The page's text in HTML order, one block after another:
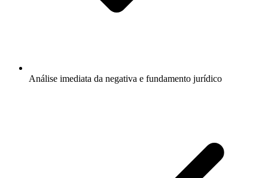
Análise imediata da negativa e fundamento jurídico